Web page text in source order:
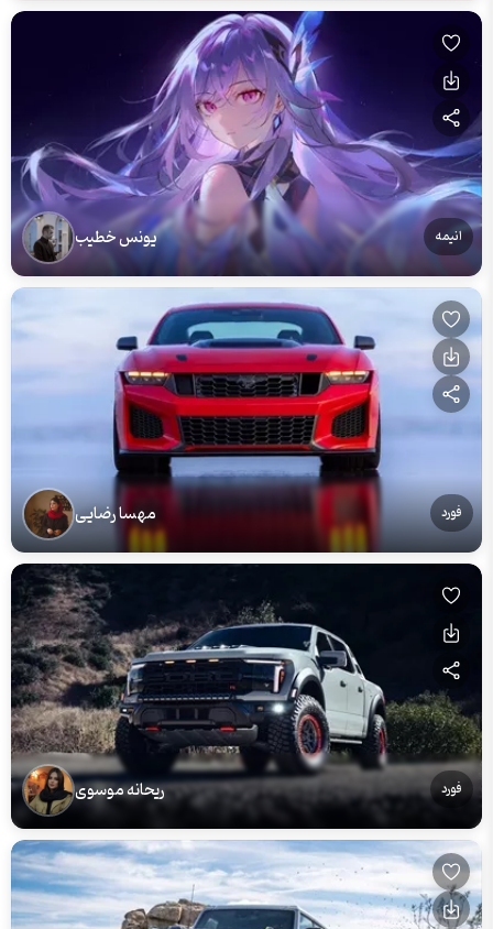
انیمه یونس خطیب
فورد مهسا رضایی
فورد ریحانه موسوی